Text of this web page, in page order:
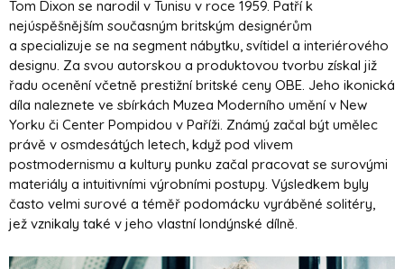
Tom Dixon se narodil v Tunisu v roce 1959. Patří k
nejúspěšnějším současným britským designérům
a specializuje se na segment nábytku, svítidel a interiérového
designu. Za svou autorskou a produktovou tvorbu získal již
řadu ocenění včetně prestižní britské ceny OBE. Jeho ikonická
díla naleznete ve sbírkách Muzea Moderního umění v New
Yorku či Center Pompidou v Paříži. Známý začal být umělec
právě v osmdesátých letech, když pod vlivem
postmodernismu a kultury punku začal pracovat se surovými
materiály a intuitivními výrobními postupy. Výsledkem byly
často velmi surové a téměř podomácku vyráběné solitéry,
jež vznikaly také v jeho vlastní londýnské dílně.